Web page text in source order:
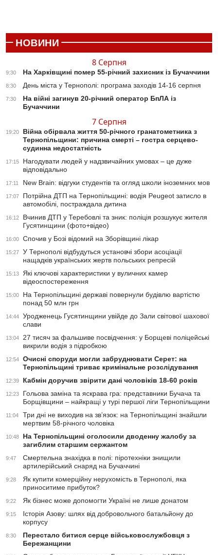
НОВИНИ
8 Серпня
9:30 На Харківщині помер 55-річний захисник із Бучаччини
8:30 День міста у Тернополі: програма заходів 14-16 серпня
7:30
На війні загинув 20-річний оператор БпЛА із
Бучаччини
7 Серпня
19:20
Війна обірвала життя 50-річного гранатометника з
Тернопільщини: причина смерті – гостра серцево-
судинна недостатність
17:15
Нагодувати людей у надзвичайних умовах – це дуже
відповідально
17:11 New Brain: відгуки студентів та огляд школи іноземних мов
17:07
Потрійна ДТП на Тернопільщині: водія Peugeot затисло в
автомобілі, постраждала дитина
16:12
Вчинив ДТП у Теребовлі та зник: поліція розшукує жителя
Гусятинщини (фото+відео)
16:00 Спочив у Бозі відомий на Зборівщині лікар
15:27
У Тернополі відбудуться установчі збори асоціації
нащадків українських жертв польських репресій
15:13
Які ключові характеристики у вуличних камер
відеоспостереження
15:00
На Тернопільщині державі повернули будівлю вартістю
понад 50 млн грн
14:44
Уродженець Гусятинщини увійде до Зали світової шахової
слави
13:04
27 тисяч за фальшиве посвідчення: у Борщеві поліцейські
викрили водія з підробкою
12:54
Очисні споруди могли забруднювати Серет: на
Тернопільщині триває кримінальне розслідування
12:39 Кабмін доручив звірити дані чоловіків 18-60 років
12:23
Гольова заміна та яскрава гра: представники Бучача та
Борщівщини – найкращі у турі першої ліги Тернопільщини
11:04
Три дні не виходив на зв’язок: на Тернопільщині знайшли
мертвим 58-річного чоловіка
10:48
На Тернопільщині оголосили дводенну жалобу за
загиблим старшим сержантом
9:47
Смертельна знахідка в полі: піротехніки знищили
артилерійський снаряд на Бучаччині
9:28
Як купити комерційну нерухомість в Тернополі, яка
приноситиме прибуток?
9:22 Як бізнес може допомогти Україні не лише донатом
9:15
Історія Азову: шлях від добровольчого батальйону до
корпусу
8:30
Перестало битися серце військовослужбовця з
Бережанщини